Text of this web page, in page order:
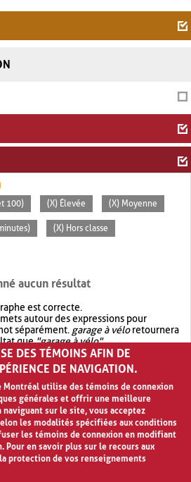
100) (X) Élevée (X) Moyenne
(X) Hors classe
aucun résultat
est correcte.
autour des expressions pour
séparément. garage à véloretournera
que"garage à vélo".
recherche avec OR.garage OR vélo
de résultat quegarage à vélo
DES TÉMOINS AFIN DE
DE NAVIGATION.
Montréal utilise des témoins de connexion
générales et offrir une meilleure
naviguant sur le site, vous acceptez
les modalités spécifiées aux conditions
les témoins de connexion en modifiant
Pour en savoir plus sur le recours aux
protection de vos renseignements